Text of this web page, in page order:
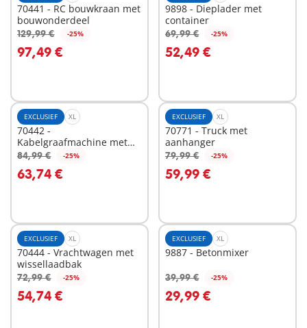
70441 - RC bouwkraan met
bouwonderdeel
129,99 € -25%
97,49 €
In winkelwagen
9898 - Dieplader met
container
69,99 € -25%
52,49 €
In winkelwagen
EXCLUSIEF XL
70442 -
Kabelgraafmachine met
bouwonderdeel
84,99 € -25%
63,74 €
In winkelwagen
EXCLUSIEF XL
70771 - Truck met
aanhanger
79,99 € -25%
59,99 €
In winkelwagen
EXCLUSIEF XL
70444 - Vrachtwagen met
wissellaadbak
72,99 € -25%
54,74 €
In winkelwagen
EXCLUSIEF XL
9887 - Betonmixer
39,99 € -25%
29,99 €
In winkelwagen